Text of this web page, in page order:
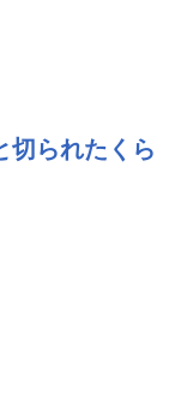
切られたくら